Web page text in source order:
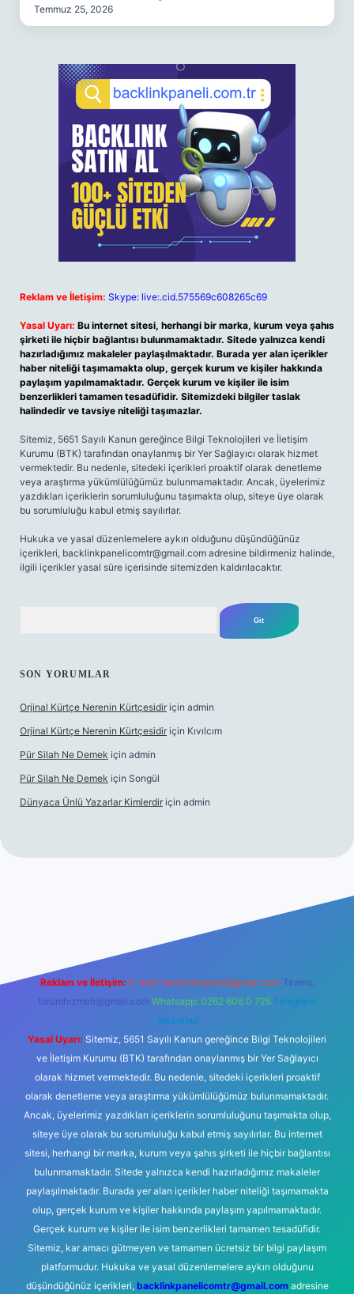
Temmuz 25, 2026
Reklam ve İletişim: Skype: live:.cid.575569c608265c69
Yasal Uyarı: Bu internet sitesi, herhangi bir marka, kurum veya şahıs
şirketi ile hiçbir bağlantısı bulunmamaktadır. Sitede yalnızca kendi
hazırladığımız makaleler paylaşılmaktadır. Burada yer alan içerikler
haber niteliği taşımamakta olup, gerçek kurum ve kişiler hakkında
paylaşım yapılmamaktadır. Gerçek kurum ve kişiler ile isim
benzerlikleri tamamen tesadüfidir. Sitemizdeki bilgiler taslak
halindedir ve tavsiye niteliği taşımazlar.
Sitemiz, 5651 Sayılı Kanun gereğince Bilgi Teknolojileri ve İletişim
Kurumu (BTK) tarafından onaylanmış bir Yer Sağlayıcı olarak hizmet
vermektedir. Bu nedenle, sitedeki içerikleri proaktif olarak denetleme
veya araştırma yükümlülüğümüz bulunmamaktadır. Ancak, üyelerimiz
yazdıkları içeriklerin sorumluluğunu taşımakta olup, siteye üye olarak
bu sorumluluğu kabul etmiş sayılırlar.
Hukuka ve yasal düzenlemelere aykırı olduğunu düşündüğünüz
içerikleri, backlinkpanelicomtr@gmail.com adresine bildirmeniz halinde,
ilgili içerikler yasal süre içerisinde sitemizden kaldırılacaktır.
SON YORUMLAR
Orjinal Kürtçe Nerenin Kürtçesidir için admin
Orjinal Kürtçe Nerenin Kürtçesidir için Kıvılcım
Pür Silah Ne Demek için admin
Pür Silah Ne Demek için Songül
Dünyaca Ünlü Yazarlar Kimlerdir için admin
Reklam ve İletişim: E-mail: backlinkpaneli@gmail.com Teams:
forumhizmeti@gmail.com Whatsapp: 0262 606 0 726 Telegram:
@karabul
Yasal Uyarı: Sitemiz, 5651 Sayılı Kanun gereğince Bilgi Teknolojileri
ve İletişim Kurumu (BTK) tarafından onaylanmış bir Yer Sağlayıcı
olarak hizmet vermektedir. Bu nedenle, sitedeki içerikleri proaktif
olarak denetleme veya araştırma yükümlülüğümüz bulunmamaktadır.
Ancak, üyelerimiz yazdıkları içeriklerin sorumluluğunu taşımakta olup,
siteye üye olarak bu sorumluluğu kabul etmiş sayılırlar. Bu internet
sitesi, herhangi bir marka, kurum veya şahıs şirketi ile hiçbir bağlantısı
bulunmamaktadır. Sitede yalnızca kendi hazırladığımız makaleler
paylaşılmaktadır. Burada yer alan içerikler haber niteliği taşımamakta
olup, gerçek kurum ve kişiler hakkında paylaşım yapılmamaktadır.
Gerçek kurum ve kişiler ile isim benzerlikleri tamamen tesadüfidir.
Sitemiz, kar amacı gütmeyen ve tamamen ücretsiz bir bilgi paylaşım
platformudur. Hukuka ve yasal düzenlemelere aykırı olduğunu
düşündüğünüz içerikleri, backlinkpanelicomtr@gmail.comadresine